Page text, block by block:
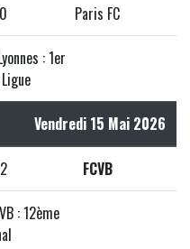
0 Paris FC
: 1er
Vendredi 15 Mai 2026
2 FCVB
: 12ème